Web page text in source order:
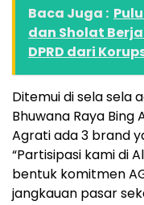
Baca Juga :
dan Sholat
DPRD dari
Ditemui di sela sela
Bhuwana Raya Bing
Agrati ada 3 brand
“Partisipasi kami di
bentuk komitmen
jangkauan pasar